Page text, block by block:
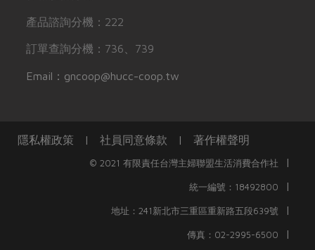
產品諮詢分機：222
訂單查詢分機：736、739
Email：gncoop@hucc-coop.tw
隱私權政策 | 社員同意條款 | 著作權聲明
© 2021 有限責任台灣主婦聯盟生活消費合作社 |
統一編號：18492800 |
地址：241新北市三重區重新路五段639號 |
傳真：02-2995-6500 |